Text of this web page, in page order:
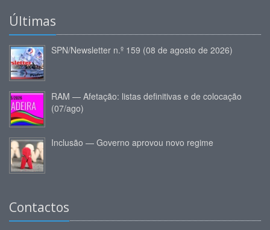
Últimas
SPN/Newsletter n.º 159 (08 de agosto de 2026)
RAM — Afetação: listas definitivas e de colocação
(07/ago)
Inclusão — Governo aprovou novo regime
Contactos